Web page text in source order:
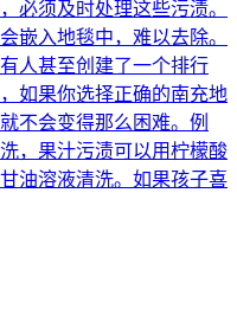
必须及时处理这些污渍。
嵌入地毯中，难以去除。
人甚至创建了一个排行
如果你选择正确的南充地
不会变得那么困难。例
，果汁污渍可以用柠檬酸
油溶液清洗。如果孩子喜